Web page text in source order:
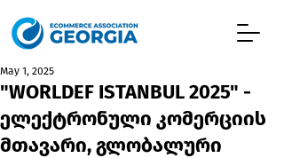
"WORLDEF ISTANBUL 2025" -
ელექტრონული კომერციის
მთავარი, გლობალური
May 1, 2025